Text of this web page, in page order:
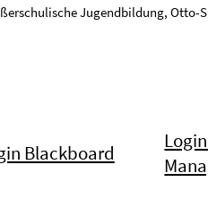
Jugendbildung,
Blackboard